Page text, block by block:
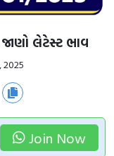
જાણો લેટેસ્ટ ભાવ
2025
Join Now